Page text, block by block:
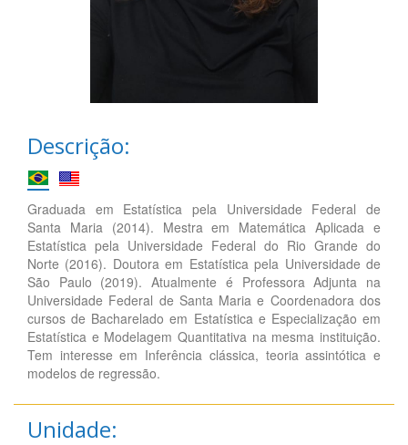
Descrição:
Graduada em Estatística pela Universidade Federal de
Santa Maria (2014). Mestra em Matemática Aplicada e
Estatística pela Universidade Federal do Rio Grande do
Norte (2016). Doutora em Estatística pela Universidade de
São Paulo (2019). Atualmente é Professora Adjunta na
Universidade Federal de Santa Maria e Coordenadora dos
cursos de Bacharelado em Estatística e Especialização em
Estatística e Modelagem Quantitativa na mesma instituição.
Tem interesse em Inferência clássica, teoria assintótica e
modelos de regressão.
Unidade: